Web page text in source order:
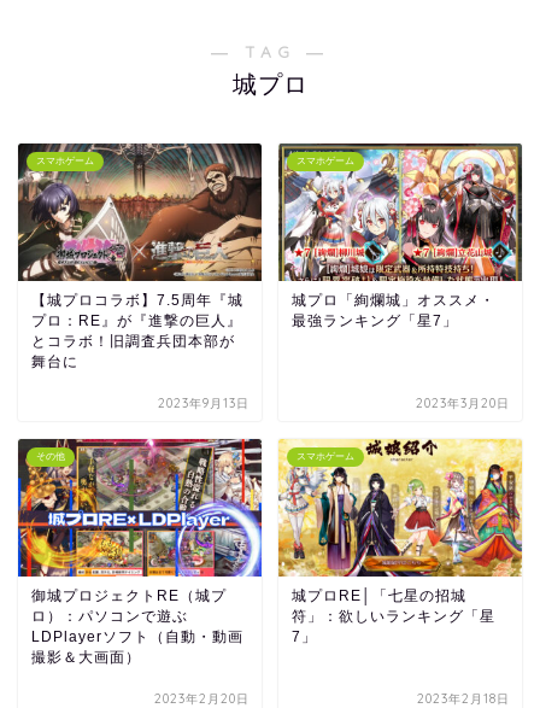
― TAG ―
城プロ
スマホゲーム
【城プロコラボ】7.5周年『城
プロ：RE』が『進撃の巨人』
とコラボ！旧調査兵団本部が
舞台に
2023年9月13日
スマホゲーム
城プロ「絢爛城」オススメ・
最強ランキング「星7」
2023年3月20日
その他
御城プロジェクトRE（城プ
ロ）：パソコンで遊ぶ
LDPlayerソフト（自動・動画
撮影＆大画面）
2023年2月20日
スマホゲーム
城プロRE│「七星の招城
符」：欲しいランキング「星
7」
2023年2月18日